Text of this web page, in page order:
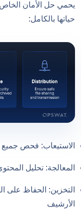
يحمي حل الأمان
حياتها بالكامل:
الاستيعاب: فحص جميع
المعالجة: تحليل
التخزين: الحفاظ على
الأرشيف